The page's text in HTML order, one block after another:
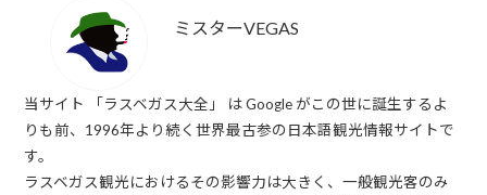
ミスターVEGAS
当サイト 「ラスベガス大全」 は Google がこの世に誕生するよ
りも前、1996年より続く世界最古参の日本語観光情報サイトで
す。
ラスベガス観光におけるその影響力は大きく、一般観光客のみ